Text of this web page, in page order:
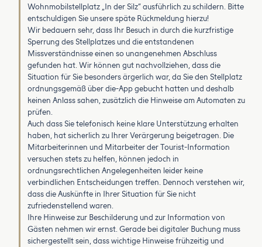
Wohnmobilstellplatz „In der Silz“ ausführlich zu schildern. Bitte
entschuldigen Sie unsere späte Rückmeldung hierzu!
Wir bedauern sehr, dass Ihr Besuch in durch die kurzfristige
Sperrung des Stellplatzes und die entstandenen
Missverständnisse einen so unangenehmen Abschluss
gefunden hat. Wir können gut nachvollziehen, dass die
Situation für Sie besonders ärgerlich war, da Sie den Stellplatz
ordnungsgemäß über die-App gebucht hatten und deshalb
keinen Anlass sahen, zusätzlich die Hinweise am Automaten zu
prüfen.
Auch dass Sie telefonisch keine klare Unterstützung erhalten
haben, hat sicherlich zu Ihrer Verärgerung beigetragen. Die
Mitarbeiterinnen und Mitarbeiter der Tourist-Information
versuchen stets zu helfen, können jedoch in
ordnungsrechtlichen Angelegenheiten leider keine
verbindlichen Entscheidungen treffen. Dennoch verstehen wir,
dass die Auskünfte in Ihrer Situation für Sie nicht
zufriedenstellend waren.
Ihre Hinweise zur Beschilderung und zur Information von
Gästen nehmen wir ernst. Gerade bei digitaler Buchung muss
sichergestellt sein, dass wichtige Hinweise frühzeitig und